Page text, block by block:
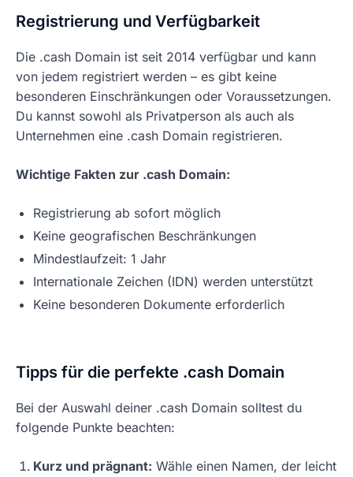
Registrierung und Verfügbarkeit
Die .cash Domain ist seit 2014 verfügbar und kann
von jedem registriert werden – es gibt keine
besonderen Einschränkungen oder Voraussetzungen.
Du kannst sowohl als Privatperson als auch als
Unternehmen eine .cash Domain registrieren.
Wichtige Fakten zur .cash Domain:
Registrierung ab sofort möglich
Keine geografischen Beschränkungen
Mindestlaufzeit: 1 Jahr
Internationale Zeichen (IDN) werden unterstützt
Keine besonderen Dokumente erforderlich
Tipps für die perfekte .cash Domain
Bei der Auswahl deiner .cash Domain solltest du
folgende Punkte beachten:
Kurz und prägnant: Wähle einen Namen, der leicht